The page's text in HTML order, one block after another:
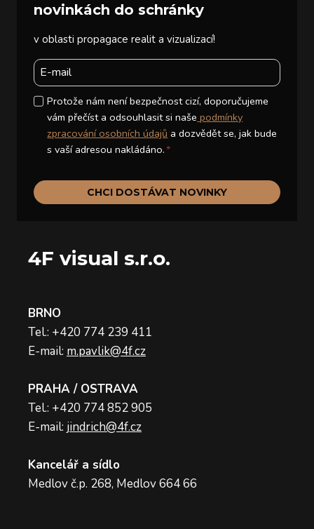
novinkách do schránky
v oblasti propagace realit a vizualizací!
Protože nám není bezpečnost cizí, doporučujeme
vám přečíst a odsouhlasit si naše podmínky
zpracování osobních údajů a dozvědět se, jak bude
s vaší adresou nakládáno.*
CHCI DOSTÁVAT NOVINKY
4F visual s.r.o.
BRNO
Tel.: +420 774 239 411
E-mail: m.pavlik@4f.cz
PRAHA / OSTRAVA
Tel.: +420 774 852 905
E-mail: jindrich@4f.cz
Kancelář a sídlo
Medlov č.p. 268, Medlov 664 66